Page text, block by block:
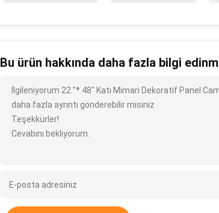
Bu ürün hakkında daha fazla bilgi
İlgileniyorum 22 "* 48" Katı Mimari Dekoratif Panel
daha fazla ayrıntı gönderebilir misiniz
Teşekkürler!
Cevabını bekliyorum.